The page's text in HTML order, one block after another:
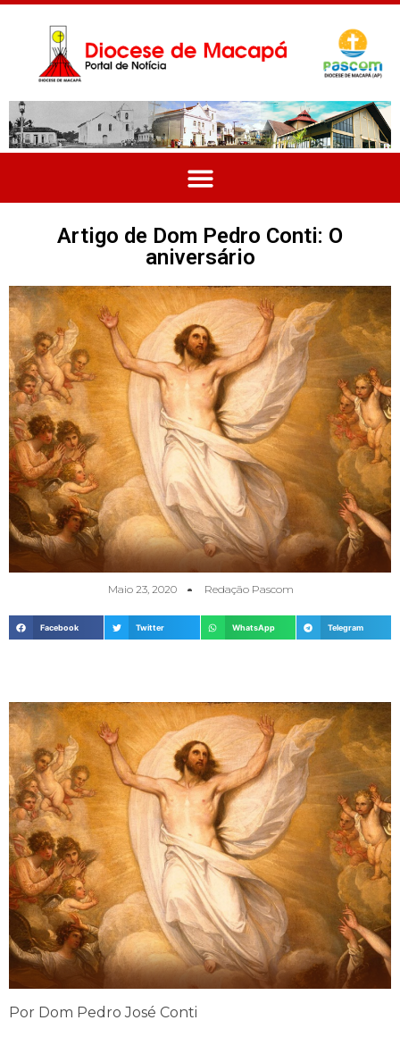
Artigo de Dom Pedro Conti: O
aniversário
Maio 23, 2020 Redação Pascom
Facebook Twitter WhatsApp Telegram
Por Dom Pedro José Conti